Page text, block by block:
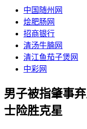
中国随州网
烩肥肠网
招商银行
清汤牛腩网
清江鱼茄子煲网
中彩网
男子被指肇事
士险胜克星